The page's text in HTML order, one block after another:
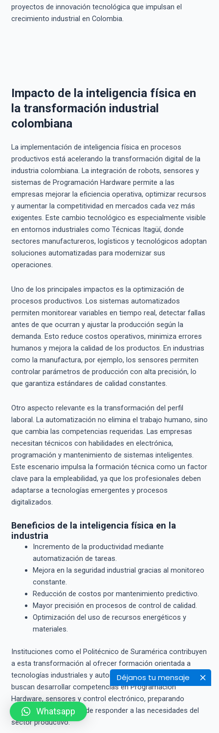
Déjanos tu mensaje
proyectos de innovación tecnológica que impulsan el
crecimiento industrial en Colombia.
Impacto de la inteligencia física en
la transformación industrial
colombiana
La implementación de inteligencia física en procesos
productivos está acelerando la transformación digital de la
industria colombiana. La integración de robots, sensores y
sistemas de Programación Hardware permite a las
empresas mejorar la eficiencia operativa, optimizar recursos
y aumentar la competitividad en mercados cada vez más
exigentes. Este cambio tecnológico es especialmente visible
en entornos industriales como Técnicas Itagüí, donde
sectores manufactureros, logísticos y tecnológicos adoptan
soluciones automatizadas para modernizar sus
operaciones.
Uno de los principales impactos es la optimización de
procesos productivos. Los sistemas automatizados
permiten monitorear variables en tiempo real, detectar fallas
antes de que ocurran y ajustar la producción según la
demanda. Esto reduce costos operativos, minimiza errores
humanos y mejora la calidad de los productos. En industrias
como la manufactura, por ejemplo, los sensores permiten
controlar parámetros de producción con alta precisión, lo
que garantiza estándares de calidad constantes.
Otro aspecto relevante es la transformación del perfil
laboral. La automatización no elimina el trabajo humano, sino
que cambia las competencias requeridas. Las empresas
necesitan técnicos con habilidades en electrónica,
programación y mantenimiento de sistemas inteligentes.
Este escenario impulsa la formación técnica como un factor
clave para la empleabilidad, ya que los profesionales deben
adaptarse a tecnologías emergentes y procesos
digitalizados.
Beneficios de la inteligencia física en la
industria
Incremento de la productividad mediante
automatización de tareas.
Mejora en la seguridad industrial gracias al monitoreo
constante.
Reducción de costos por mantenimiento predictivo.
Mayor precisión en procesos de control de calidad.
Optimización del uso de recursos energéticos y
materiales.
Instituciones como el Politécnico de Suramérica contribuyen
a esta transformación al ofrecer formación orientada a
tecnologías industriales y automatización. Sus programas
buscan desarrollar competencias en Programación
Hardware, sensores y control electrónico, preparando
talento humano capaz de responder a las necesidades del
sector productivo.
Whatsapp